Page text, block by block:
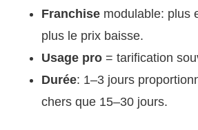
Franchise modulable: plus
plus le prix baisse.
Usage pro = tarification
Durée: 1–3 jours
chers que 15–30 jours.